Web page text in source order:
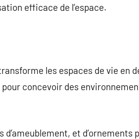
efficace de l’espace.
les espaces de vie en
concevoir des
et d’ornements